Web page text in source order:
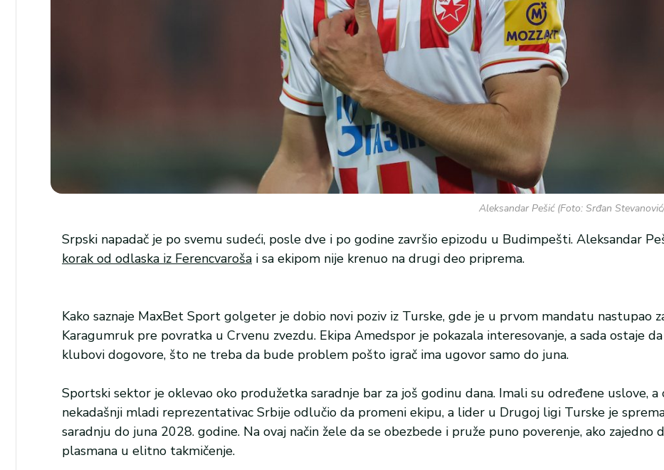
Aleksandar Pešić (Foto: Srđan
Srpski napadač je po svemu sudeći, posle dve i po godine završio epizodu u Budimpešti. Aleksandar
korak od odlaska iz Ferencvaroša i sa ekipom nije krenuo na drugi deo priprema.
Kako saznaje MaxBet Sport golgeter je dobio novi poziv iz Turske, gde je u prvom mandatu nastupao
Karagumruk pre povratka u Crvenu zvezdu. Ekipa Amedspor je pokazala interesovanje, a sada ostaje
klubovi dogovore, što ne treba da bude problem pošto igrač ima ugovor samo do juna.
Sportski sektor je oklevao oko produžetka saradnje bar za još godinu dana. Imali su određene uslove, a
nekadašnji mladi reprezentativac Srbije odlučio da promeni ekipu, a lider u Drugoj ligi Turske je
saradnju do juna 2028. godine. Na ovaj način žele da se obezbede i pruže puno poverenje, ako zajedno
plasmana u elitno takmičenje.